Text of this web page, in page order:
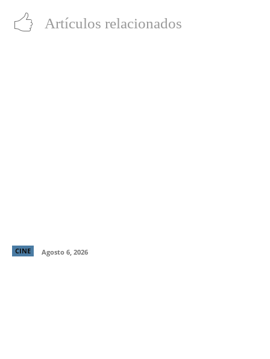
Artículos relacionados
CINE Agosto 6, 2026